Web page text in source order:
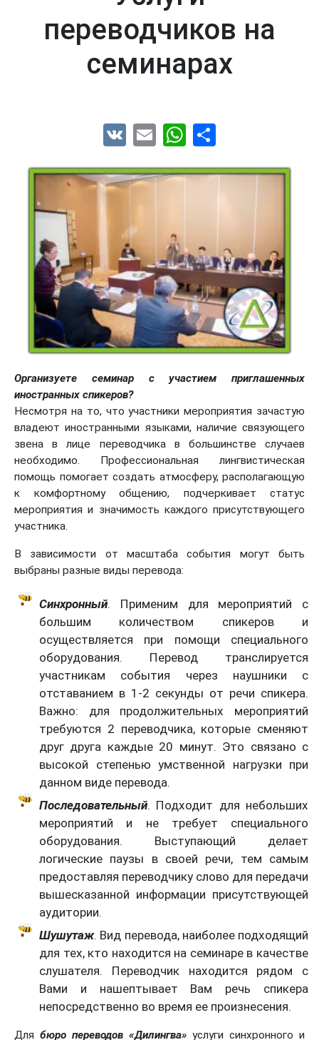
переводчиков на
семинарах
VK Email WhatsApp
Организуете семинар с участием приглашенных
иностранных спикеров?
Несмотря на то, что участники мероприятия зачастую
владеют иностранными языками, наличие связующего
звена в лице переводчика в большинстве случаев
необходимо. Профессиональная лингвистическая
помощь помогает создать атмосферу, располагающую
к комфортному общению, подчеркивает статус
мероприятия и значимость каждого присутствующего
участника.
В зависимости от масштаба события могут быть
выбраны разные виды перевода:
Синхронный. Применим для мероприятий с
большим количеством спикеров и
осуществляется при помощи специального
оборудования. Перевод транслируется
участникам события через наушники с
отставанием в 1-2 секунды от речи спикера.
Важно: для продолжительных мероприятий
требуются 2 переводчика, которые сменяют
друг друга каждые 20 минут. Это связано с
высокой степенью умственной нагрузки при
данном виде перевода.
Последовательный. Подходит для небольших
мероприятий и не требует специального
оборудования. Выступающий делает
логические паузы в своей речи, тем самым
предоставляя переводчику слово для передачи
вышесказанной информации присутствующей
аудитории.
Шушутаж. Вид перевода, наиболее подходящий
для тех, кто находится на семинаре в качестве
слушателя. Переводчик находится рядом с
Вами и нашептывает Вам речь спикера
непосредственно во время ее произнесения.
Для бюро переводов «Дилингва» услуги синхронного и